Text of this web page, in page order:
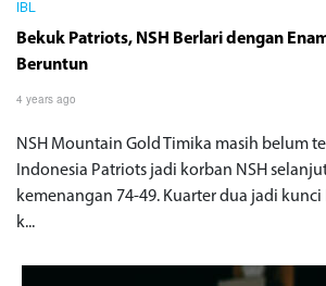
IBL
Bekuk Patriots, NSH Berlari dengan
Beruntun
4 years ago
NSH Mountain Gold Timika masih belum
Indonesia Patriots jadi korban NSH
kemenangan 74-49. Kuarter dua jadi
k...